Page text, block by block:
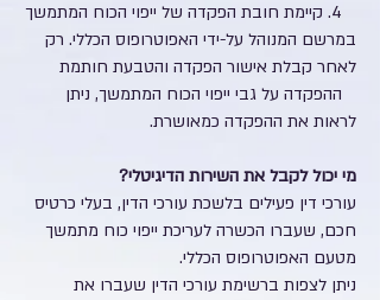
4. קיימת חובת הפקדה של ייפוי הכוח המתמשך
במרשם המנוהל על-ידי האפוטרופוס הכללי. רק
לאחר קבלת אישור הפקדה והטבעת חותמת
ההפקדה על גבי ייפוי הכוח המתמשך, ניתן
לראות את ההפקדה כמאושרת.
מי יכול לקבל את השירות הדיגיטלי?
עורכי דין פעילים בלשכת עורכי הדין, בעלי כרטיס
חכם, שעברו הכשרה לעריכת ייפוי כוח מתמשך
מטעם האפוטרופוס הכללי.
ניתן לצפות ברשימת עורכי הדין שעברו את